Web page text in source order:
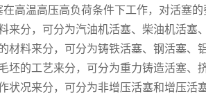
温高压高负荷条件下工作，对活塞的
分，可分为汽油机活塞、柴油机活塞、
料来分，可分为铸铁活塞、钢活塞、铝
的工艺来分，可分为重力铸造活塞、挤
况来分，可分为非增压活塞和增压活塞